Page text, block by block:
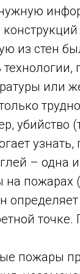
из стен
или
убийство
– одна
пожары